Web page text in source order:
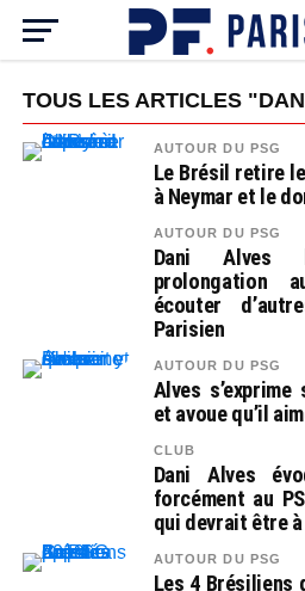
TOUS LES ARTICLES
AUTOUR DU PSG
Le Brésil retire
à Neymar et le
AUTOUR DU PSG
Dani Alves
prolongation
écouter
Parisien
AUTOUR DU PSG
Alves
et avoue qu’il
CLUB
Dani Alves
forcément au
qui devrait être
AUTOUR DU PSG
Les 4 Brésiliens